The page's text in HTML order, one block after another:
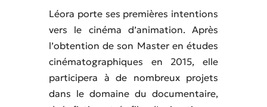
Léora porte ses premières intentions
vers le cinéma d’animation. Après
l’obtention de son Master en études
cinématographiques en 2015, elle
participera à de nombreux projets
dans le domaine du documentaire,